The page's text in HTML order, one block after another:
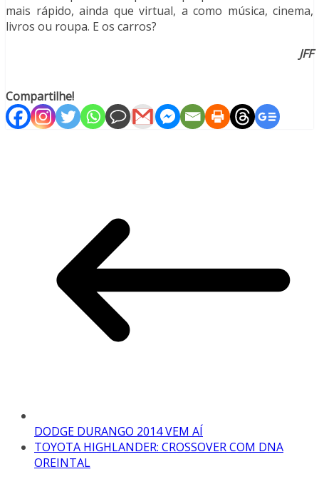
mais rápido, ainda que virtual, a como música, cinema,
livros ou roupa. E os carros?
JFF
Compartilhe!
DODGE DURANGO 2014 VEM AÍ
TOYOTA HIGHLANDER: CROSSOVER COM DNA
OREINTAL